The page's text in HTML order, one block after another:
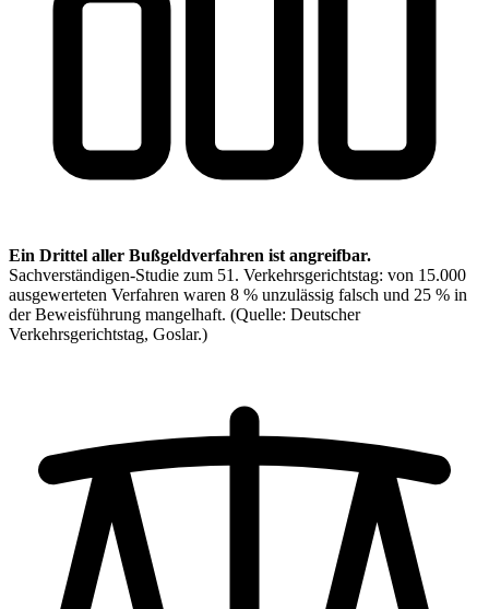
Ein Drittel aller Bußgeldverfahren ist angreifbar.
Sachverständigen-Studie zum 51. Verkehrsgerichtstag: von 15.000
ausgewerteten Verfahren waren 8 % unzulässig falsch und 25 % in
der Beweisführung mangelhaft. (Quelle: Deutscher
Verkehrsgerichtstag, Goslar.)